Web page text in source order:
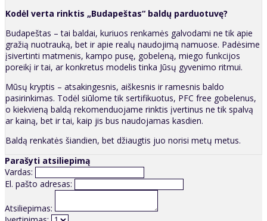
Kodėl verta rinktis „Budapeštas“ baldų parduotuvę?
Budapeštas – tai baldai, kuriuos renkamės galvodami ne tik apie
gražią nuotrauką, bet ir apie realų naudojimą namuose. Padėsime
įsivertinti matmenis, kampo pusę, gobeleną, miego funkcijos
poreikį ir tai, ar konkretus modelis tinka Jūsų gyvenimo ritmui.
Mūsų kryptis – atsakingesnis, aiškesnis ir ramesnis baldo
pasirinkimas. Todėl siūlome tik sertifikuotus, PFC free gobelenus,
o kiekvieną baldą rekomenduojame rinktis įvertinus ne tik spalvą
ar kainą, bet ir tai, kaip jis bus naudojamas kasdien.
Baldą renkatės šiandien, bet džiaugtis juo norisi metų metus.
Parašyti atsiliepimą
Vardas:
El. pašto adresas:
Atsiliepimas: